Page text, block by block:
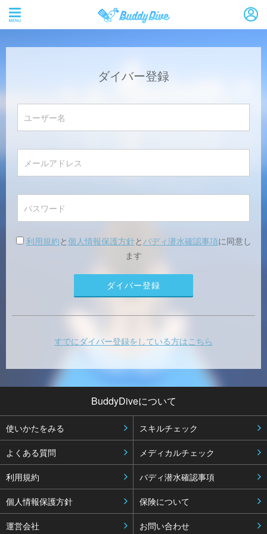
ダイバー登録
利用規約と個人情報保護方針とバディ潜水確認事項に同意し
ます
すでにダイバー登録をしている方はこちら
BuddyDiveについて
使いかたをみる スキルチェック
よくある質問 メディカルチェック
利用規約 バディ潜水確認事項
個人情報保護方針 保険について
運営会社 お問い合わせ